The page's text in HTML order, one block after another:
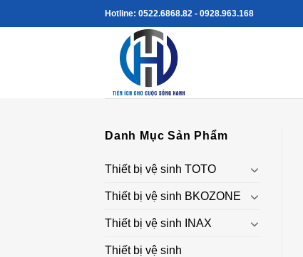
to
Hotline: 0522.6868.82 - 0928.963.168
Danh Mục Sản Phẩm
Thiết bị vệ sinh TOTO
Thiết bị vệ sinh BKOZONE
Thiết bị vệ sinh INAX
Thiết bị vệ sinh